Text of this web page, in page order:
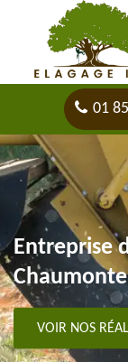
01
Entreprise
VOIR NOS